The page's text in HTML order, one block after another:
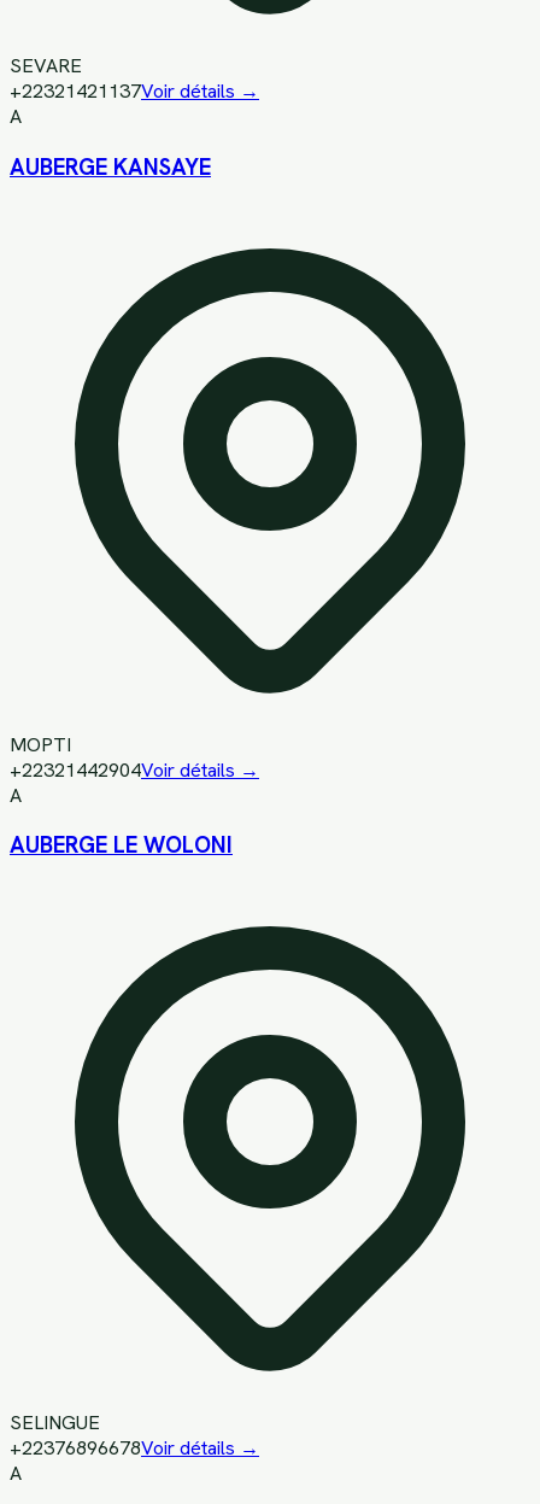
SEVARE
+22321421137Voir détails →
A
AUBERGE KANSAYE
MOPTI
+22321442904Voir détails →
A
AUBERGE LE WOLONI
SELINGUE
+22376896678Voir détails →
A